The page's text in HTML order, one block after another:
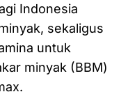
Indonesia
sekaligus
untuk
minyak (BBM)